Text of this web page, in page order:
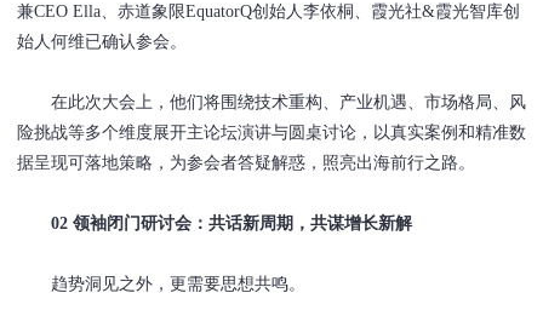
兼CEO Ella、赤道象限EquatorQ创始人李依桐、霞光社&霞光智库创
始人何维已确认参会。
在此次大会上，他们将围绕技术重构、产业机遇、市场格局、风
险挑战等多个维度展开主论坛演讲与圆桌讨论，以真实案例和精准数
据呈现可落地策略，为参会者答疑解惑，照亮出海前行之路。
02 领袖闭门研讨会：共话新周期，共谋增长新解
趋势洞见之外，更需要思想共鸣。